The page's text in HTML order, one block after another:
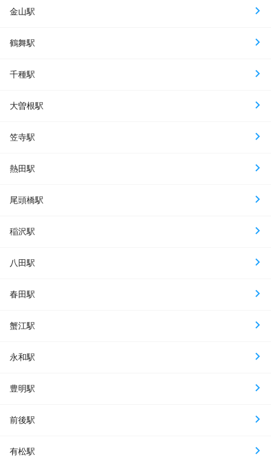
金山駅
鶴舞駅
千種駅
大曽根駅
笠寺駅
熱田駅
尾頭橋駅
稲沢駅
八田駅
春田駅
蟹江駅
永和駅
豊明駅
前後駅
有松駅